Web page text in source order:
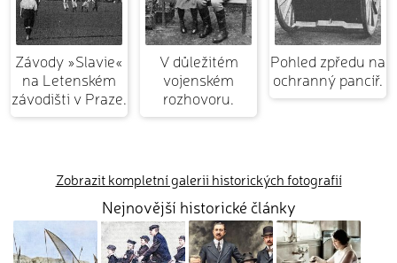
Závody »Slavie«
na Letenském
závodišti v Praze.
V důležitém
vojenském
rozhovoru.
Pohled zpředu na
ochranný pancíř.
Zobrazit kompletní galerii historických fotografií
Nejnovější historické články